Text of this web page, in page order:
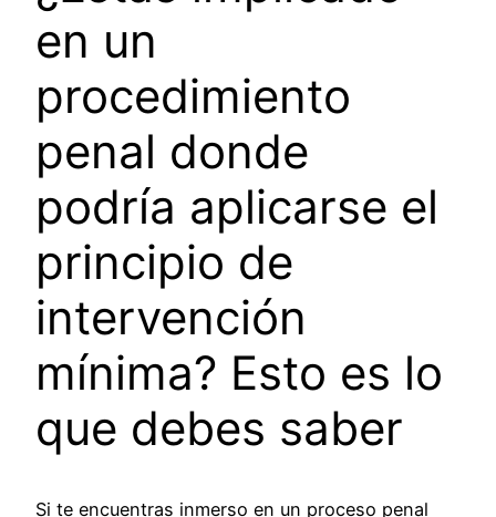
en un
procedimiento
penal donde
podría aplicarse el
principio de
intervención
mínima? Esto es lo
que debes saber
Si te encuentras inmerso en un proceso penal